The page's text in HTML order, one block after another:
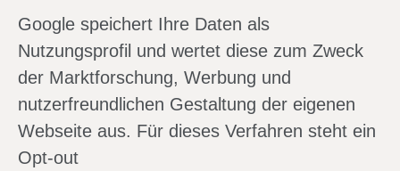
Google speichert Ihre Daten als
Nutzungsprofil und wertet diese zum Zweck
der Marktforschung, Werbung und
nutzerfreundlichen Gestaltung der eigenen
Webseite aus. Für dieses Verfahren steht ein
Opt-out